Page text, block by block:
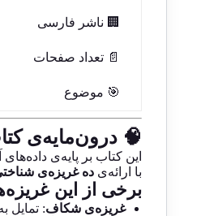
🏢 ناشر فارسی
📄 تعداد صفحات
🎯 موضوع
🧠 درون‌مایه‌ی
با ارائه‌ی ده غریزه‌ی
برخی از این
غریزه‌ی شکاف: تمایل